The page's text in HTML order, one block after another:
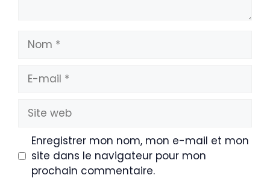
Nom
mail
Site
web
Enregistrer mon nom, mon e-mail et mon
site dans le navigateur pour mon
prochain commentaire.